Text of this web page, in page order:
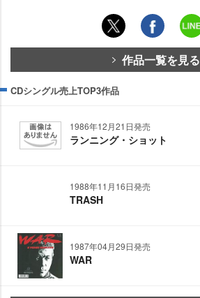
作品一覧を見る
CDシングル売上TOP3作品
1986年12月21日発売
ランニング・ショット
1988年11月16日発売
TRASH
1987年04月29日発売
WAR